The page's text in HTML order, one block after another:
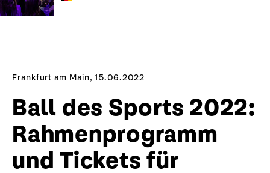
Frankfurt am Main, 15.06.2022
Ball des Sports 2022:
Rahmenprogramm
und Tickets für